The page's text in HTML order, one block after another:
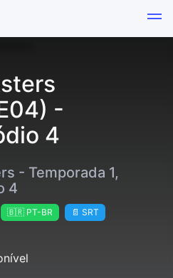
-
4
- Temporada 1,
4
🇧🇷 PT-BR 📄 SRT